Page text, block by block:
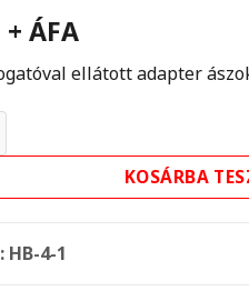
+ ÁFA
ellátott adapter
PRO adapter mennyiség
KOSÁRBA
HB-4-1